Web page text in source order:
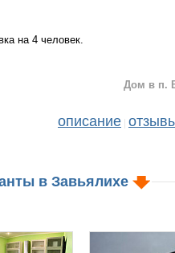
на 4 человек.
Дом в п.
описание
в Завьялихе